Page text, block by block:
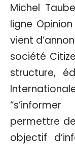
Michel
ligne
vient
société
structure,
permettre
objectif